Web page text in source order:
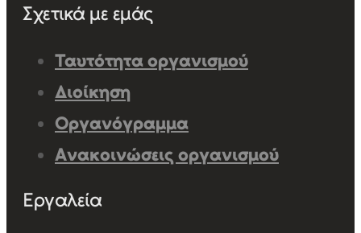
Σχετικά με εμάς
Ταυτότητα οργανισμού
Διοίκηση
Οργανόγραμμα
Ανακοινώσεις οργανισμού
Εργαλεία